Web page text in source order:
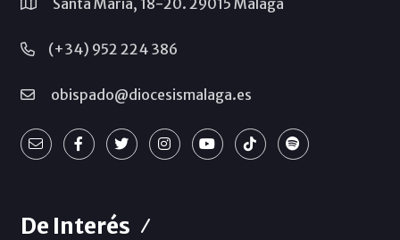
(+34) 952 224 386
obispado@diocesismalaga.es
De Interés